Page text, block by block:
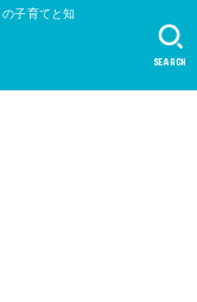
子育てと知
SEARCH